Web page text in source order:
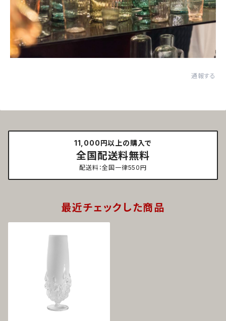
通報する
11,000円以上の購入で
全国配送料無料
配送料：全国一律550円
最近チェックした商品